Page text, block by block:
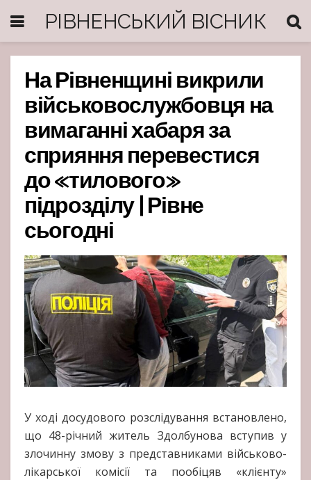
РІВНЕНСЬКИЙ ВІСНИК
На Рівненщині викрили
військовослужбовця на
вимаганні хабаря за
сприяння перевестися
до «тилового»
підрозділу | Рівне
сьогодні
У ході досудового розслідування встановлено,
що 48-річний житель Здолбунова вступив у
злочинну змову з представниками військово-
лікарської комісії та пообіцяв «клієнту»